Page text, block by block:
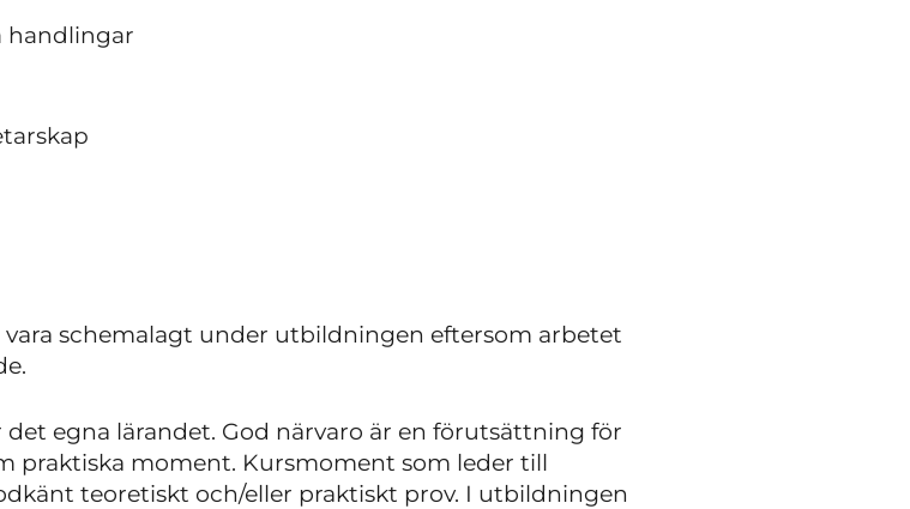
handlingar
schemalagt under utbildningen eftersom arbetet
egna lärandet. God närvaro är en förutsättning för
praktiska moment. Kursmoment som leder till
teoretiskt och/eller praktiskt prov. I utbildningen